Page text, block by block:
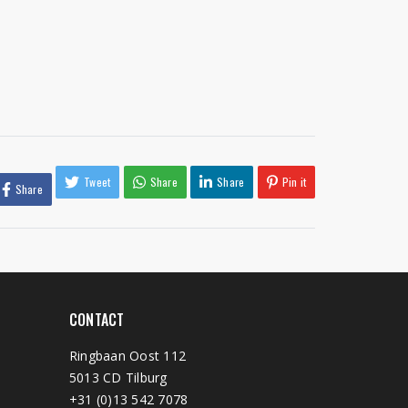
Share Tweet Share Share Pin it
CONTACT
Ringbaan Oost 112
5013 CD Tilburg
+31 (0)13 542 7078